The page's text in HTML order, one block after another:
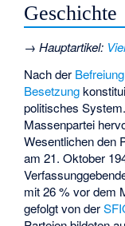
Geschichte
→Hauptartikel:
Nach der
Besetzung
politisches
Massenpartei
Wesentlichen den
am 21. Oktober
mit 26 % vor dem
gefolgt von der